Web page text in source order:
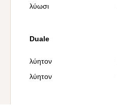
λύωσι
Duale
λύητον
λύητον